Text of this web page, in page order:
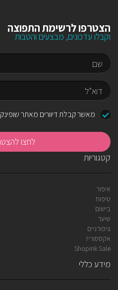
הצטרפו לרשימת התפוצה
וקבלו עדכונים, מבצעים והטבות
שם
דוא"למאשר קבלת דיוורים מאתר שופינק
קטגוריות
איפור
טיפוח
בישום
שיער
ציפורניים
אקססוריז
Shopink Sale
מידע כללי